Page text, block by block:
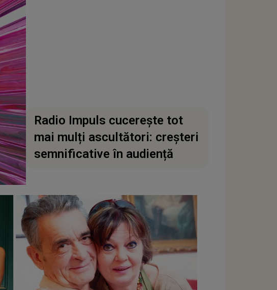
Radio Impuls cucerește tot
mai mulți ascultători: creșteri
semnificative în audiență